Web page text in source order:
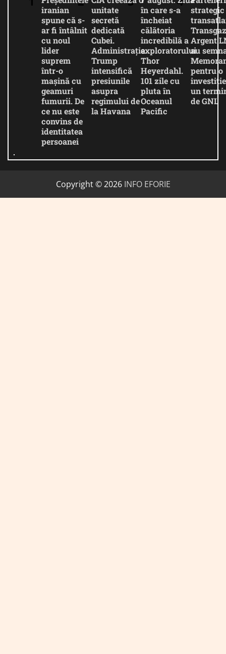
iranian
spune că s-
ar fi întâlnit
cu noul
lider
suprem
într-o
mașină cu
geamuri
fumurii. De
ce nu este
convins de
identitatea
persoanei
unitate
secretă
dedicată
Cubei.
Administrația
Trump
intensifică
presiunile
asupra
regimului de
la Havana
în care s-a
încheiat
călătoria
incredibilă a
exploratorului
Thor
Heyerdahl.
101 zile cu
pluta în
Oceanul
Pacific
strategic
Argent
au
pentru o
un
de GNL
Copyright © 2026 INFO EFORIE